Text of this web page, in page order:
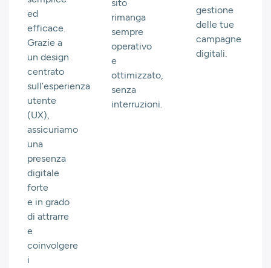
ed
efficace.
Grazie a
un design
centrato
sull’esperienza
utente
(UX),
assicuriamo
una
presenza
digitale
forte
e in grado
di attrarre
e
coinvolgere
i
sito
rimanga
sempre
operativo
e
ottimizzato,
senza
interruzioni.
gestione
delle tue
campagne
digitali.